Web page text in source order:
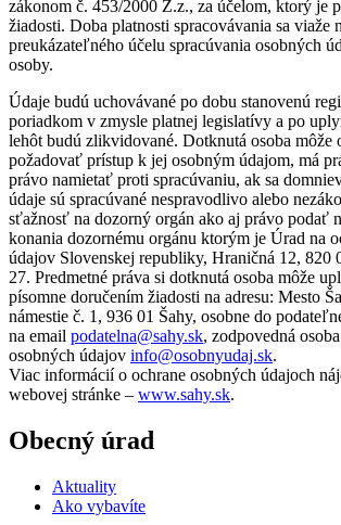
zákonom č. 453/2000 Z.z., za účelom, ktorý je
žiadosti. Doba platnosti spracovávania sa viaže
preukázateľného účelu spracúvania osobných
osoby.
Údaje budú uchovávané po dobu stanovenú
poriadkom v zmysle platnej legislatívy a po
lehôt budú zlikvidované. Dotknutá osoba môže
požadovať prístup k jej osobným údajom, má
právo namietať proti spracúvaniu, ak sa
údaje sú spracúvané nespravodlivo alebo
sťažnosť na dozorný orgán ako aj právo podať
konania dozornému orgánu ktorým je Úrad na
údajov Slovenskej republiky, Hraničná 12, 820
27. Predmetné práva si dotknutá osoba môže
písomne doručením žiadosti na adresu: Mesto
námestie č. 1, 936 01 Šahy, osobne do
na email podatelna@sahy.sk, zodpovedná
osobných údajov info@osobnyudaj.sk.
Viac informácií o ochrane osobných údajoch
webovej stránke – www.sahy.sk.
Obecný úrad
Aktuality
Ako vybavíte